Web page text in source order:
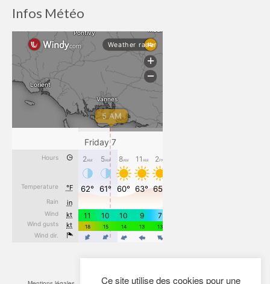
Infos Météo
Ce site utilise des cookies pour une